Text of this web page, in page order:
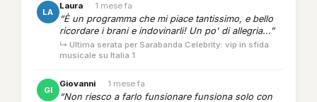
LA
Laura · 1 mese fa
“È un programma che mi piace tantissimo, e bello
ricordare i brani e indovinarli! Un po' di allegria...”
↳ Ultima serata per Sarabanda Celebrity: vip in sfida
musicale su Italia 1
GI
Giovanni · 1 mese fa
“Non riesco a farlo funsionare funsiona solo con